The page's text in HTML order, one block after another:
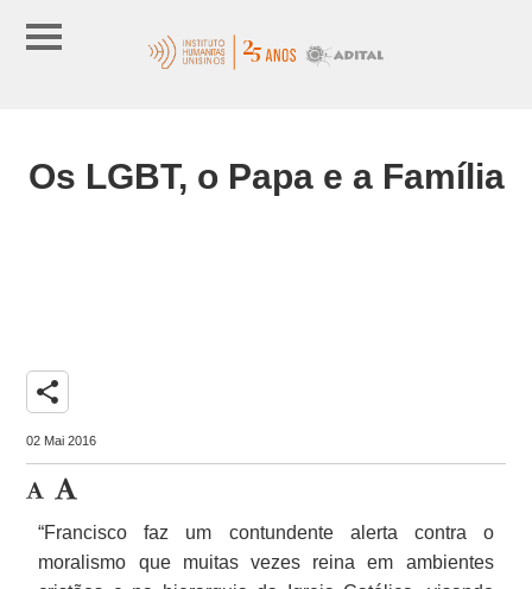
Os LGBT, o Papa e a Família
share
02 Mai 2016
“Francisco faz um contundente alerta contra o
moralismo que muitas vezes reina em ambientes